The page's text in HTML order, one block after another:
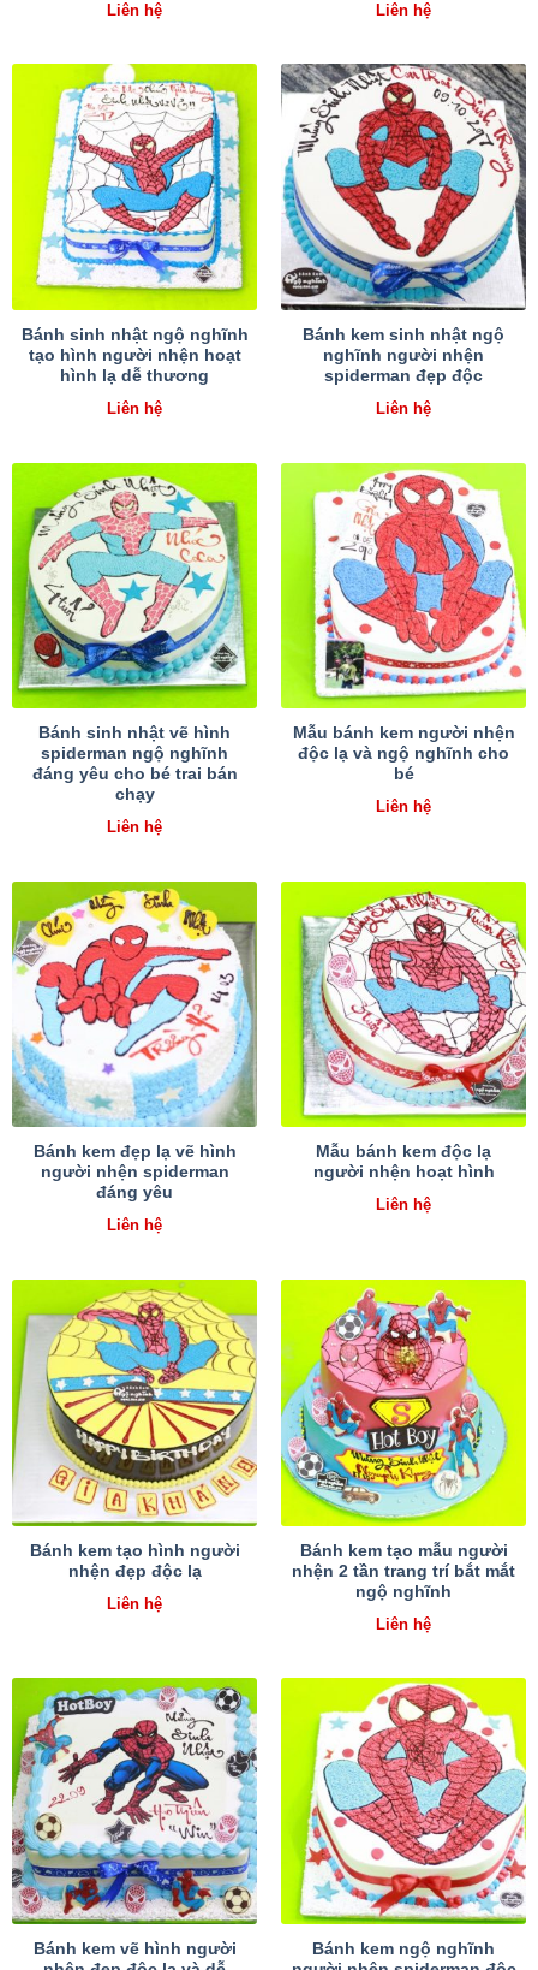
Liên hệ Liên hệ
Bánh sinh nhật ngộ nghĩnh
tạo hình người nhện hoạt
hình lạ dễ thương
Liên hệ
Bánh kem sinh nhật ngộ
nghĩnh người nhện
spiderman đẹp độc
Liên hệ
Bánh sinh nhật vẽ hình
spiderman ngộ nghĩnh
đáng yêu cho bé trai bán
chạy
Liên hệ
Mẫu bánh kem người nhện
độc lạ và ngộ nghĩnh cho
bé
Liên hệ
Bánh kem đẹp lạ vẽ hình
người nhện spiderman
đáng yêu
Liên hệ
Mẫu bánh kem độc lạ
người nhện hoạt hình
Liên hệ
Bánh kem tạo hình người
nhện đẹp độc lạ
Liên hệ
Bánh kem tạo mẫu người
nhện 2 tần trang trí bắt mắt
ngộ nghĩnh
Liên hệ
Bánh kem vẽ hình người
Bánh kem ngộ nghĩnh